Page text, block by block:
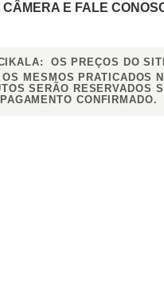
CÂMERA E FALE
OS PREÇOS DO
MESMOS PRATICADOS
SERÃO RESERVADOS
CONFIRMADO.